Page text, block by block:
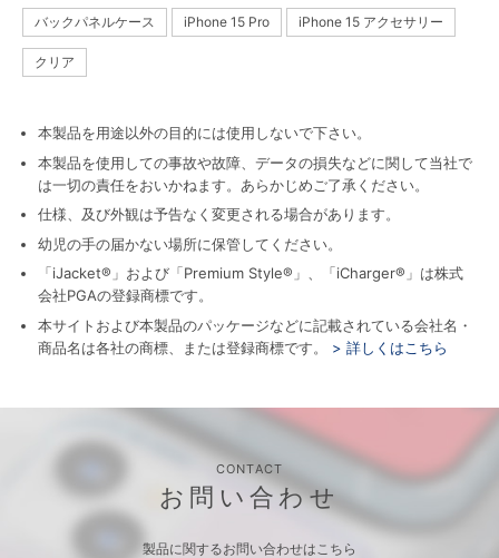
バックパネルケース iPhone 15 Pro iPhone 15 アクセサリー
クリア
本製品を用途以外の目的には使用しないで下さい。
本製品を使用しての事故や故障、データの損失などに関して当社で
は一切の責任をおいかねます。あらかじめご了承ください。
仕様、及び外観は予告なく変更される場合があります。
幼児の手の届かない場所に保管してください。
「iJacket®」および「Premium Style®」、「iCharger®」は株式
会社PGAの登録商標です。
本サイトおよび本製品のパッケージなどに記載されている会社名・
商品名は各社の商標、または登録商標です。
> 詳しくはこちら
CONTACT
お問い合わせ
製品に関するお問い合わせはこちら